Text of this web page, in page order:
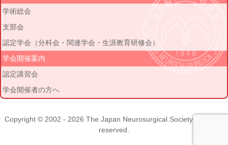
学術総会
支部会
認定学会（分科会・関連学会・生涯教育研修会）
学会開催案内
認定講習会
学会開催者の方へ
Copyright © 2002 - 2026 The Japan Neurosurgical Society. All rights
reserved.